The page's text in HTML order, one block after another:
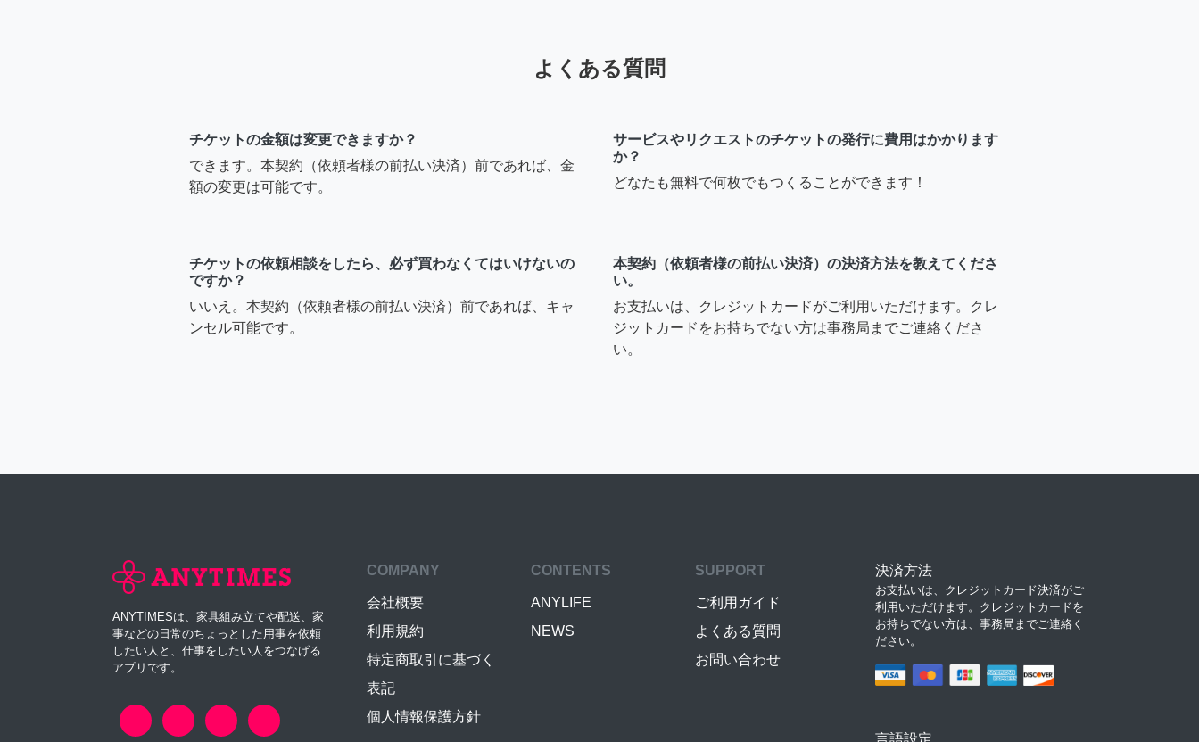
よくある質問
チケットの金額は変更できますか？
できます。本契約（依頼者様の前払い決済）前であれば、金
額の変更は可能です。
サービスやリクエストのチケットの発行に費用はかかります
か？
どなたも無料で何枚でもつくることができます！
チケットの依頼相談をしたら、必ず買わなくてはいけないの
ですか？
いいえ。本契約（依頼者様の前払い決済）前であれば、キャ
ンセル可能です。
本契約（依頼者様の前払い決済）の決済方法を教えてくださ
い。
お支払いは、クレジットカードがご利用いただけます。クレ
ジットカードをお持ちでない方は事務局までご連絡くださ
い。
ANYTIMESは、家具組み立てや配送、家
事などの日常のちょっとした用事を依頼
したい人と、仕事をしたい人をつなげる
アプリです。
COMPANY
会社概要
利用規約
特定商取引に基づく
表記
個人情報保護方針
CONTENTS
ANYLIFE
NEWS
SUPPORT
ご利用ガイド
よくある質問
お問い合わせ
決済方法
お支払いは、クレジットカード決済がご
利用いただけます。クレジットカードを
お持ちでない方は、事務局までご連絡く
ださい。
言語設定